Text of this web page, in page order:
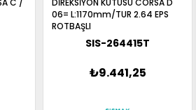
C /
DİREKSİYON KUTUSU CORSA D
06= L:1170mm/TUR 2.64 EPS
ROTBAŞLI
SIS-264415T
₺9.441,25